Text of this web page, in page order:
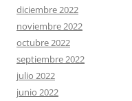
diciembre 2022
noviembre 2022
octubre 2022
septiembre 2022
julio 2022
junio 2022